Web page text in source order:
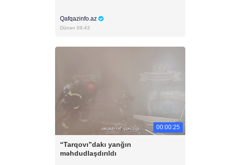
Qafqazinfo.az
Dünən 09:43
00:00:25
“Tarqovı”dakı yanğın
məhdudlaşdırıldı